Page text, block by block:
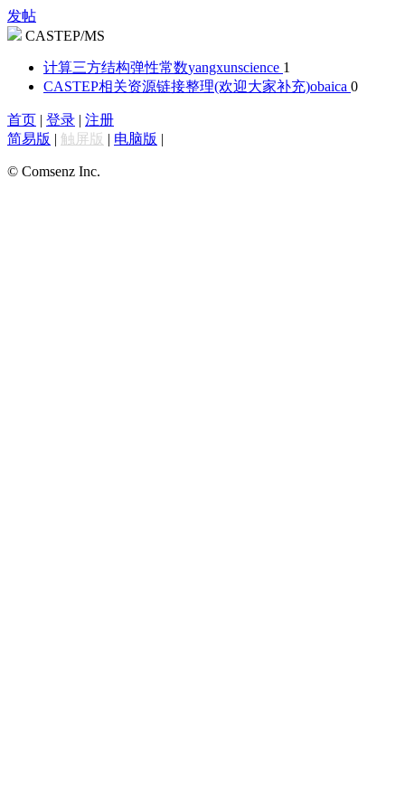
发帖
CASTEP/MS
计算三方结构弹性常数yangxunscience 1
CASTEP相关资源链接整理(欢迎大家补充)obaica 0
首页 | 登录 | 注册
简易版 | 触屏版 | 电脑版 |
© Comsenz Inc.